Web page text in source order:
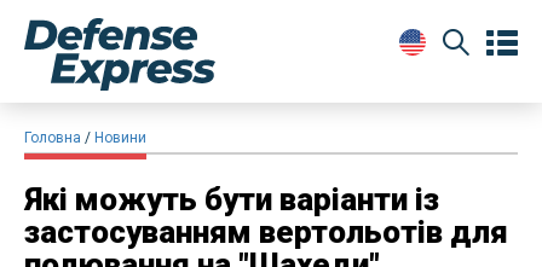
Головна Новини
Які можуть бути варіанти із
застосуванням вертольотів для